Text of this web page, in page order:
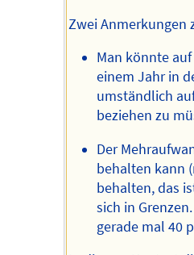
Zwei Anmerkungen
Man könnte
einem Jahr in
umständlich
beziehen zu
Der
behalten kann
behalten, das
sich in
gerade mal 40